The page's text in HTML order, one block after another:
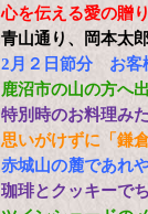
心を伝える愛の
青山通り、岡本太
2月２日節分 お客
鹿沼市の山の方へ
特別時のお料理み
思いがけずに「鎌
赤城山の麓であれ
珈琲とクッキーで